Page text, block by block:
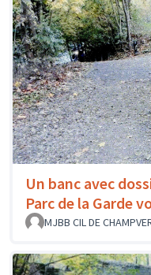
Un banc avec
Parc de la Garde
MJBB CIL DE